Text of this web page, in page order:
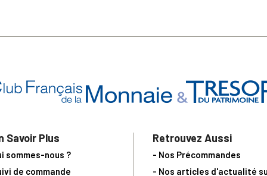
Savoir Plus
sommes-nous ?
de commande
Retrouvez Aussi
- Nos Précommandes
- Nos articles d'actualité